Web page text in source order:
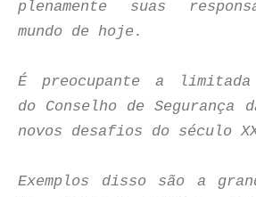
plenamente suas
mundo de hoje.
É preocupante a limitada
do Conselho de Segurança
novos desafios do século
Exemplos disso são a